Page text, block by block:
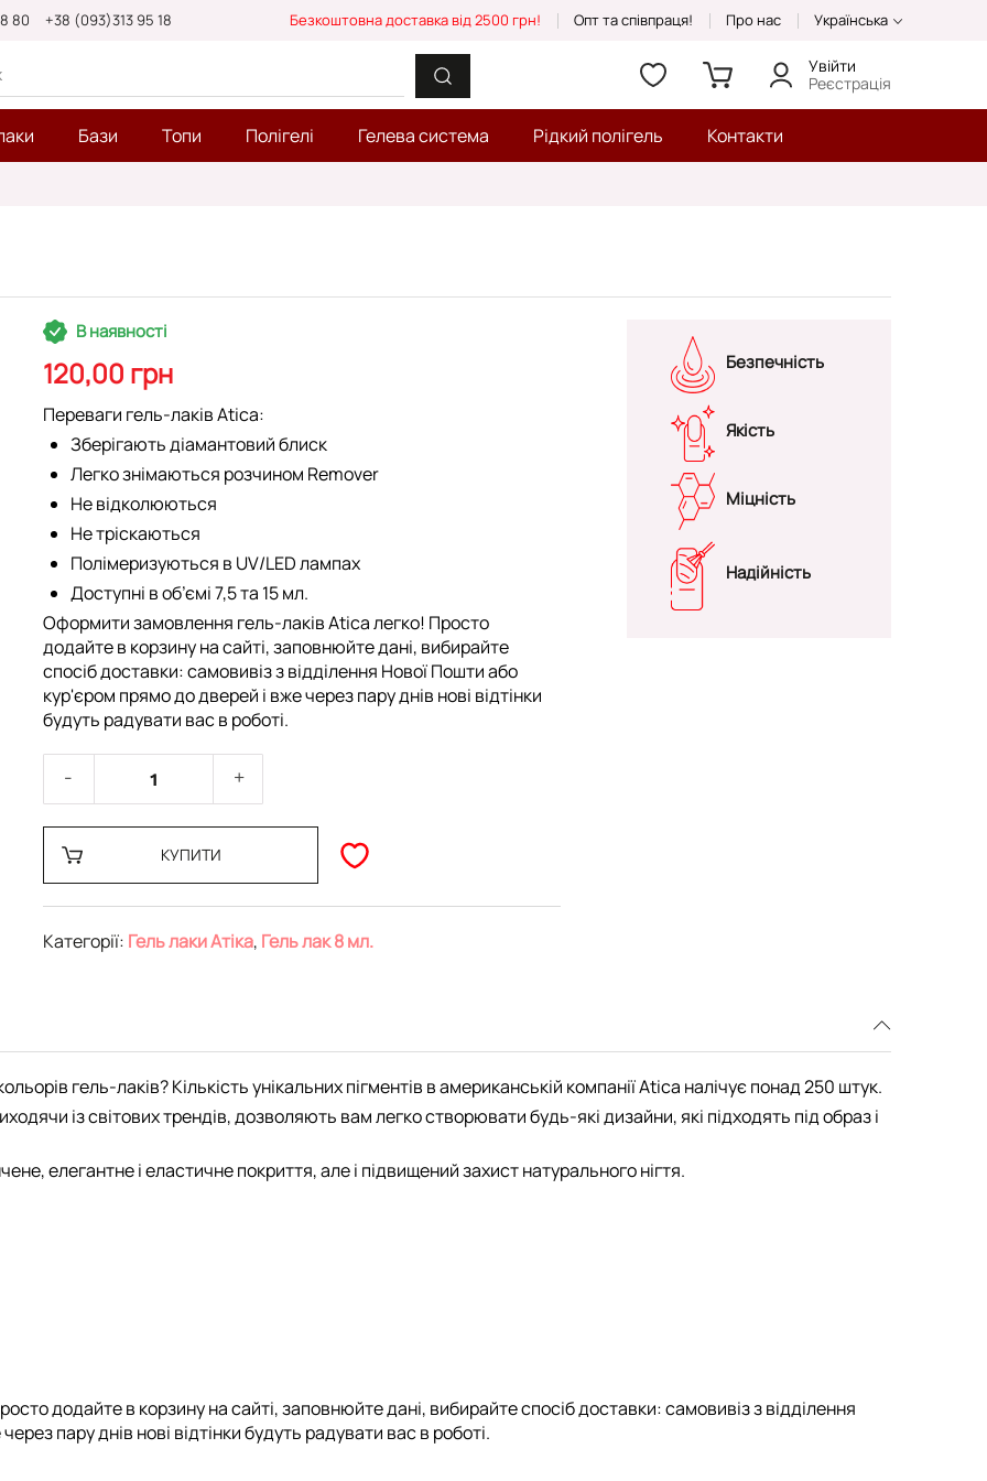
80 +38 (093)313 95 18 Безкоштовна доставка від 2500 грн! Опт та співпраця! Про нас Українська
Увійти
Реєстрація
Бази Топи Полігелі Гелева система Рідкий полігель Контакти
В наявності
120,00 грн
Переваги гель-лаків Atica:
Зберігають діамантовий блиск
Легко знімаються розчином Remover
Не відколюються
Не тріскаються
Полімеризуються в UV/LED лампах
Доступні в об’ємі 7,5 та 15 мл.
Оформити замовлення гель-лаків Atica легко! Просто
додайте в корзину на сайті, заповнюйте дані, вибирайте
спосіб доставки: самовивіз з відділення Нової Пошти або
кур'єром прямо до дверей і вже через пару днів нові відтінки
будуть радувати вас в роботі.
КУПИТИ
Категорії: Гель лаки Атіка, Гель лак 8 мл.
Безпечність
Якість
Міцність
Надійність
гель-лаків? Кількість унікальних пігментів в американській компанії Atica налічує понад 250 штук.
із світових трендів, дозволяють вам легко створювати будь-які дизайни, які підходять під образ і
елегантне і еластичне покриття, але і підвищений захист натурального нігтя.
додайте в корзину на сайті, заповнюйте дані, вибирайте спосіб доставки: самовивіз з відділення
пару днів нові відтінки будуть радувати вас в роботі.